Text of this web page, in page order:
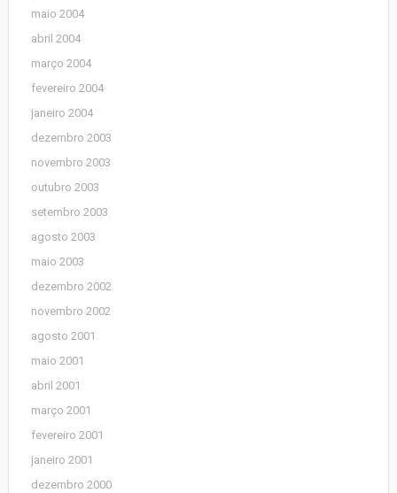
maio 2004
abril 2004
março 2004
fevereiro 2004
janeiro 2004
dezembro 2003
novembro 2003
outubro 2003
setembro 2003
agosto 2003
maio 2003
dezembro 2002
novembro 2002
agosto 2001
maio 2001
abril 2001
março 2001
fevereiro 2001
janeiro 2001
dezembro 2000